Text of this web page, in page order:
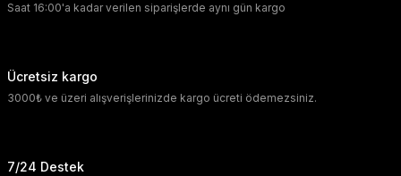
Saat 16:00'a kadar verilen siparişlerde aynı gün kargo
Ücretsiz kargo
3000₺ ve üzeri alışverişlerinizde kargo ücreti ödemezsiniz.
7/24 Destek